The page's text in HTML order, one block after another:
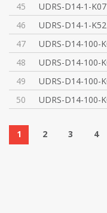
45
UDRS-D14-1-K07
46
UDRS-D14-1-K52
47
UDRS-D14-100-
48
UDRS-D14-100-
49
UDRS-D14-100-
50
UDRS-D14-100-
1 2 3 4